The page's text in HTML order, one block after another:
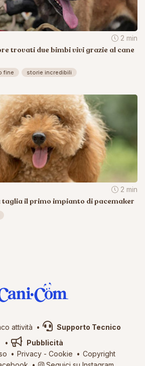
2 min
trovati due bimbi vivi grazie al cane
fine storie incredibili
2 min
taglia il primo impianto di pacemaker
attività
Supporto Tecnico
Pubblicità
Privacy- Cookie
Copyright